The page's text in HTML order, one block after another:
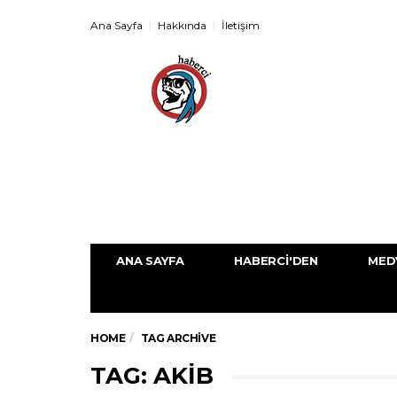
Ana Sayfa Hakkında İletişim
ANA SAYFA HABERCI'DEN
HOME TAG ARCHIVE
TAG: AKİB